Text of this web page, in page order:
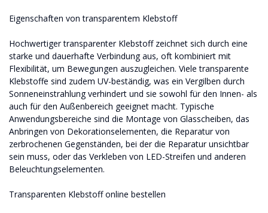
Eigenschaften von transparentem Klebstoff
Hochwertiger transparenter Klebstoff zeichnet sich durch eine
starke und dauerhafte Verbindung aus, oft kombiniert mit
Flexibilität, um Bewegungen auszugleichen. Viele transparente
Klebstoffe sind zudem UV-beständig, was ein Vergilben durch
Sonneneinstrahlung verhindert und sie sowohl für den Innen- als
auch für den Außenbereich geeignet macht. Typische
Anwendungsbereiche sind die Montage von Glasscheiben, das
Anbringen von Dekorationselementen, die Reparatur von
zerbrochenen Gegenständen, bei der die Reparatur unsichtbar
sein muss, oder das Verkleben von LED-Streifen und anderen
Beleuchtungselementen.
Transparenten Klebstoff online bestellen